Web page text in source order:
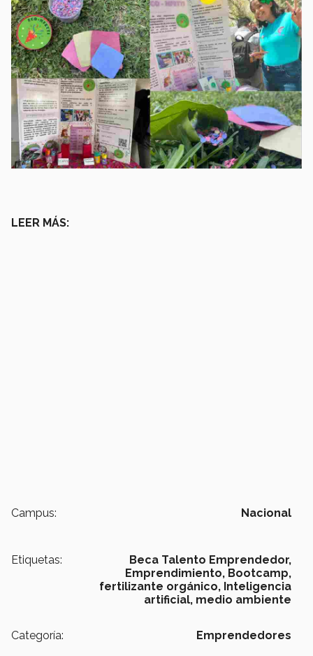
LEER MÁS:
Campus: Nacional
Etiquetas:
Beca Talento Emprendedor,
Emprendimiento, Bootcamp,
fertilizante orgánico, Inteligencia
artificial, medio ambiente
Categoría: Emprendedores